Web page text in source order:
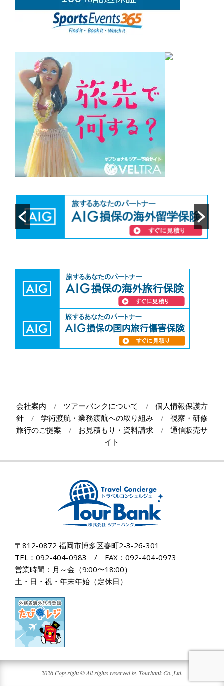
会社案内 ツアーバンクについて
個人情報保護方
針
学術渡航・業務渡航への取り組み
視察・研修
旅行のご提案
お見積もり・資料請求
通信販売サ
イト
〒812-0872 福岡市博多区春町2-3-26-301
TEL：092-404-0983 / FAX：092-404-0973
営業時間：月～金（9:00〜18:00）
土・日・祝・年末年始（定休日）
2026 Copyright © All rights reserved by Tourbank Co.,Ltd.